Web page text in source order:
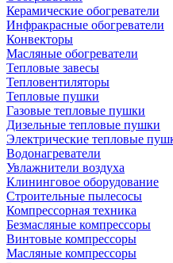
Керамические обогреватели
Инфракрасные обогреватели
Конвекторы
Масляные обогреватели
Тепловые завесы
Тепловентиляторы
Тепловые пушки
Газовые тепловые пушки
Дизельные тепловые пушки
Электрические тепловые
Водонагреватели
Увлажнители воздуха
Клининговое оборудование
Строительные пылесосы
Компрессорная техника
Безмасляные компрессоры
Винтовые компрессоры
Масляные компрессоры